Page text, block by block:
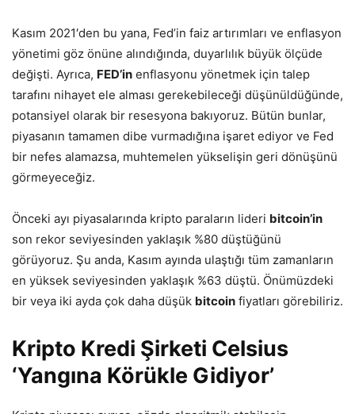
Kasım 2021′den bu yana, Fed’in faiz artırımları ve enflasyon
yönetimi göz önüne alındığında, duyarlılık büyük ölçüde
değişti. Ayrıca, FED’in enflasyonu yönetmek için talep
tarafını nihayet ele alması gerekebileceği düşünüldüğünde,
potansiyel olarak bir resesyona bakıyoruz. Bütün bunlar,
piyasanın tamamen dibe vurmadığına işaret ediyor ve Fed
bir nefes alamazsa, muhtemelen yükselişin geri dönüşünü
görmeyeceğiz.
Önceki ayı piyasalarında kripto paraların lideri bitcoin’in
son rekor seviyesinden yaklaşık %80 düştüğünü
görüyoruz. Şu anda, Kasım ayında ulaştığı tüm zamanların
en yüksek seviyesinden yaklaşık %63 düştü. Önümüzdeki
bir veya iki ayda çok daha düşük bitcoin fiyatları görebiliriz.
Kripto Kredi Şirketi Celsius
‘Yangına Körükle Gidiyor’